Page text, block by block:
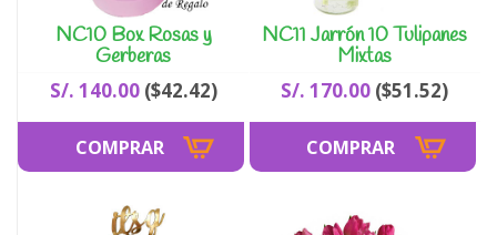
NC10 Box Rosas y
Gerberas
S/. 140.00($42.42)
NC11 Jarrón 10 Tulipanes
Mixtas
S/. 170.00 ($51.52)